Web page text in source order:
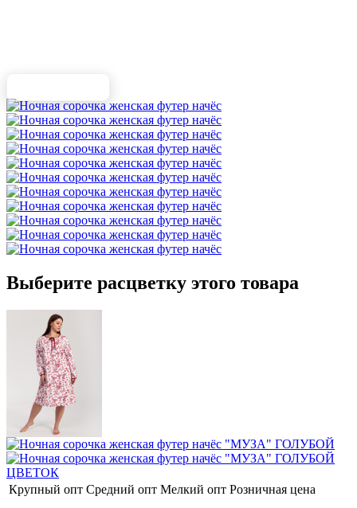
Выберите расцветку этого товара
Крупный опт Средний опт Мелкий опт Розничная цена